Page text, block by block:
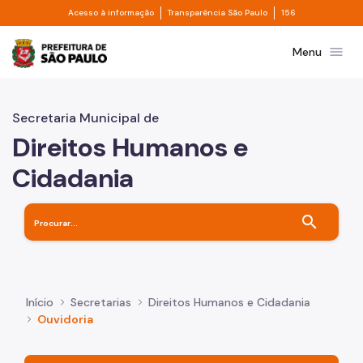
Pular para o Conteúdo principal
Acesso à informação Divisor de acesso à informação
Transparência São Paulo Divisor de
156
Prefeitura de São PauloMenu menu
Secretaria Municipal de
Direitos Humanos e
Cidadania
search
Início Secretarias
Direitos Humanos e Cidadania
Ouvidoria